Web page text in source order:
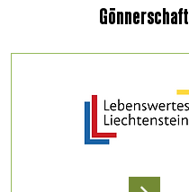
Gönnerschaft